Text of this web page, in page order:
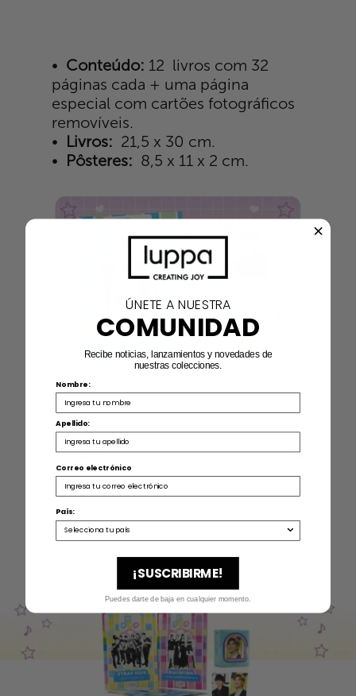
• Conteúdo: 12 livros com 32
páginas cada + uma página
especial com cartões fotográficos
removíveis.
• Livros: 21,5 x 30 cm.
• Pôsteres: 8,5 x 11 x 2 cm.
Bandas:
ÚNETE A NUESTRA
COMUNIDAD
Recibe noticias, lanzamientos y novedades de
nuestras colecciones.
Nombre:
Apellido:
Correo electrónico
País:
¡SUSCRIBIRME!
Puedes darte de baja en cualquier momento.